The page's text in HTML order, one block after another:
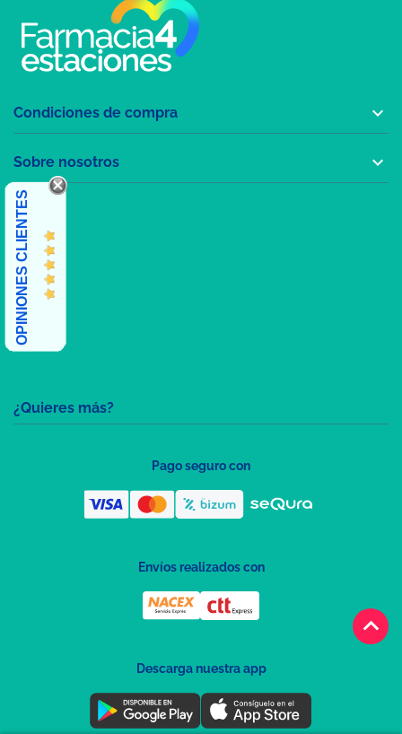
keyboard_arrow_up
¿Quieres más?
Condiciones de compra 
Sobre nosotros 
OPINIONES CLIENTES
Pago seguro con
Envíos realizados con
Descarga nuestra app